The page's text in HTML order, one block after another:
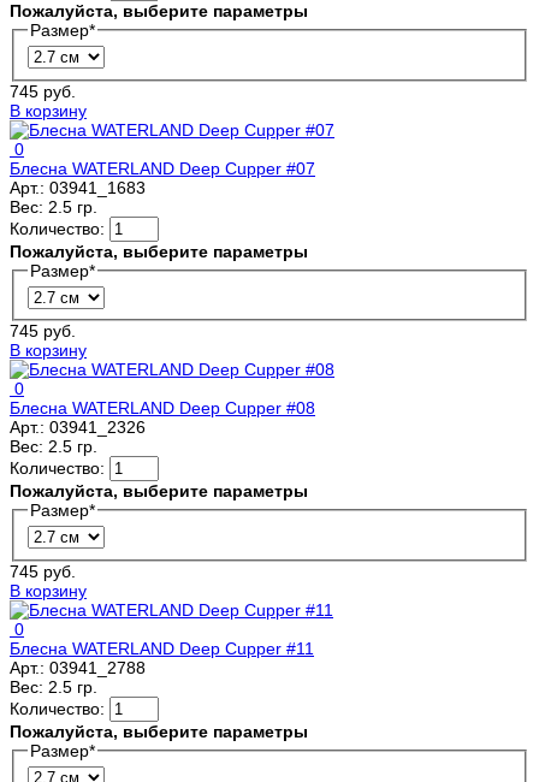
Пожалуйста, выберите параметры
Размер*
745 руб.
В корзину
0
Блесна WATERLAND Deep Cupper #07
Арт.: 03941_1683
Вес: 2.5 гр.
Количество:
Пожалуйста, выберите параметры
Размер*
745 руб.
В корзину
0
Блесна WATERLAND Deep Cupper #08
Арт.: 03941_2326
Вес: 2.5 гр.
Количество:
Пожалуйста, выберите параметры
Размер*
745 руб.
В корзину
0
Блесна WATERLAND Deep Cupper #11
Арт.: 03941_2788
Вес: 2.5 гр.
Количество:
Пожалуйста, выберите параметры
Размер*